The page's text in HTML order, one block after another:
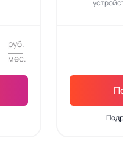
руб.
мес.